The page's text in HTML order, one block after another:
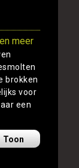
brokken
voor
een
Toon